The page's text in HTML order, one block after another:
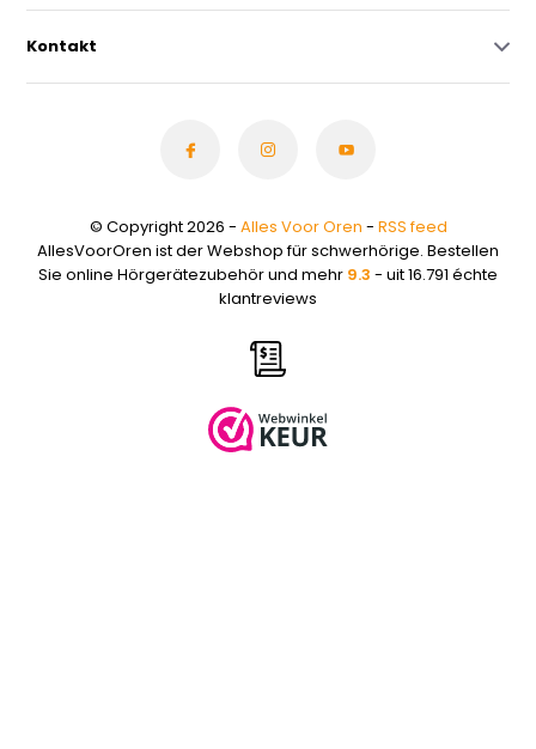
Kontakt
© Copyright 2026 - Alles Voor Oren - RSS feed
AllesVoorOren ist der Webshop für schwerhörige. Bestellen
Sie online Hörgerätezubehör und mehr 9.3 - uit 16.791 échte
klantreviews